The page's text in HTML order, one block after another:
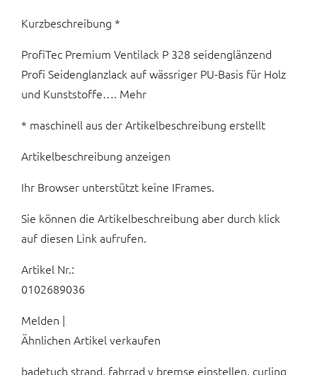
Kurzbeschreibung *
ProfiTec Premium Ventilack P 328 seidenglänzend
Profi Seidenglanzlack auf wässriger PU-Basis für Holz
und Kunststoffe…. Mehr
* maschinell aus der Artikelbeschreibung erstellt
Artikelbeschreibung anzeigen
Ihr Browser unterstützt keine IFrames.
Sie können die Artikelbeschreibung aber durch klick
auf diesen Link aufrufen.
Artikel Nr.:
0102689036
Melden |
Ähnlichen Artikel verkaufen
badetuch strand, fahrrad v bremse einstellen, curling